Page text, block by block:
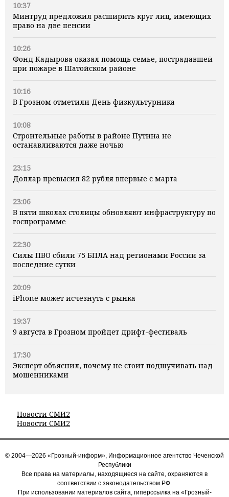
10:37
Минтруд предложил расширить круг лиц, имеющих
право на две пенсии
10:26
Фонд Кадырова оказал помощь семье, пострадавшей
при пожаре в Шатойском районе
10:16
В Грозном отметили День физкультурника
10:08
Строительные работы в районе Путина не
останавливаются даже ночью
23:15
Доллар превысил 82 рубля впервые с марта
23:06
В пяти школах столицы обновляют инфраструктуру по
госпрограмме
22:30
Силы ПВО сбили 75 БПЛА над регионами России за
последние сутки
20:09
iPhone может исчезнуть с рынка
19:37
9 августа в Грозном пройдет дрифт-фестиваль
17:30
Эксперт объяснил, почему не стоит подшучивать над
мошенниками
Новости СМИ2
Новости СМИ2
© 2004—2026 «Грозный-информ», Информационное агентство Чеченской
Республики
Все права на материалы, находящиеся на сайте, охраняются в
соответствии с законодательством РФ.
При использовании материалов сайта, гиперссылка на «Грозный-